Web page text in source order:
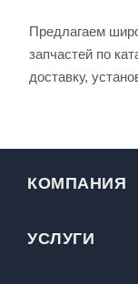
Предлагаем
запчастей по
доставку,
КОМПАНИЯ
УСЛУГИ